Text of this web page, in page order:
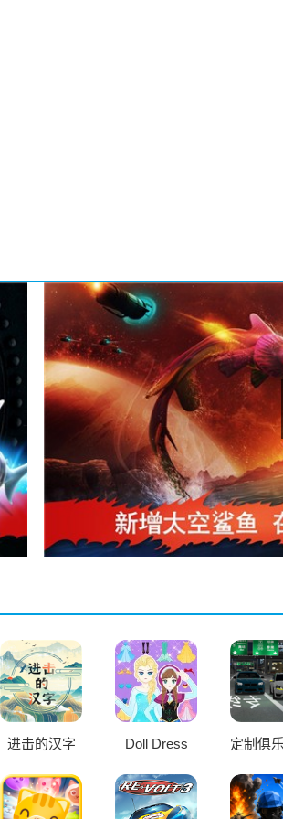
进击的汉字 Doll Dress
Up: Sweet
Girl
定制俱
限金